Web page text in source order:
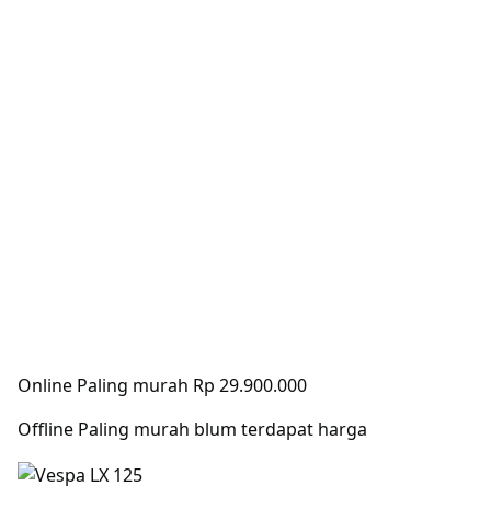
Online Paling murah Rp 29.900.000
Offline Paling murah blum terdapat harga